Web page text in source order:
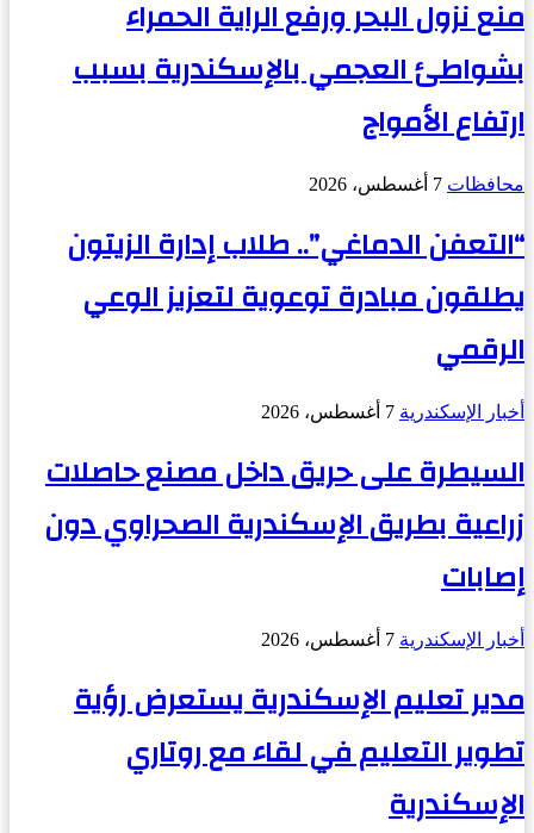
منع نزول البحر ورفع الراية الحمراء
بشواطئ العجمي بالإسكندرية بسبب
ارتفاع الأمواج
محافظات 7 أغسطس، 2026
“التعفن الدماغي”.. طلاب إدارة الزيتون
يطلقون مبادرة توعوية لتعزيز الوعي
الرقمي
أخبار الإسكندرية 7 أغسطس، 2026
السيطرة على حريق داخل مصنع حاصلات
زراعية بطريق الإسكندرية الصحراوي دون
إصابات
أخبار الإسكندرية 7 أغسطس، 2026
مدير تعليم الإسكندرية يستعرض رؤية
تطوير التعليم في لقاء مع روتاري
الإسكندرية